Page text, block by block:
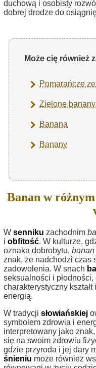
duchową i osobisty
dobrej drodze do
Może cię również
Pomarańcze
Zielone banany
Banana
Banany
Banan w
W senniku zachodnim
i obfitość. W kulturze,
oznaka dobrobytu, banan
znak, że nadchodzi czas
zadowolenia. W snach
seksualności i
charakterystyczny
energią.
W tradycji słowiańskiej
symbolem zdrowia i
interpretowany jako
się na swoim zdrowiu
gdzie przyroda i jej dary
śnieniu może również